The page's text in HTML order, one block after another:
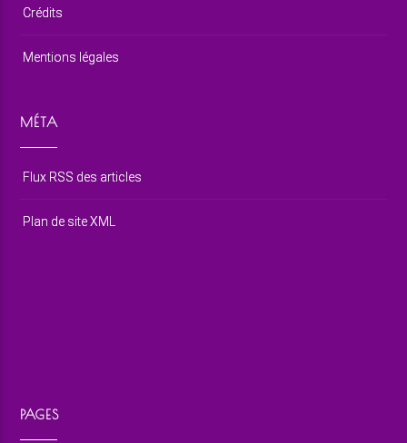
Crédits
Mentions légales
MÉTA
Flux RSS des articles
Plan de site XML
PAGES